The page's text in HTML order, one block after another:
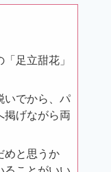
足立甜花」
いでから、パ
掲げながら両
めと思うか